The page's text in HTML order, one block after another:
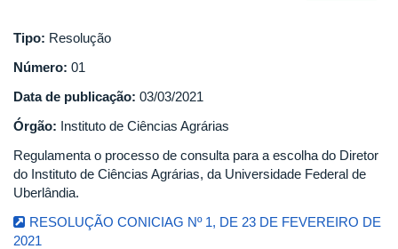
Tipo: Resolução
Número: 01
Data de publicação: 03/03/2021
Órgão: Instituto de Ciências Agrárias
Regulamenta o processo de consulta para a escolha do Diretor
do Instituto de Ciências Agrárias, da Universidade Federal de
Uberlândia.
RESOLUÇÃO CONICIAG Nº 1, DE 23 DE FEVEREIRO DE
2021